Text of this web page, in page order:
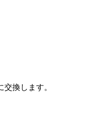
換します。